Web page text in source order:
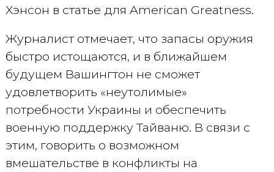
Хэнсон в статье для American Greatness.
Журналист отмечает, что запасы оружия
быстро истощаются, и в ближайшем
будущем Вашингтон не сможет
удовлетворить «неутолимые»
потребности Украины и обеспечить
военную поддержку Тайваню. В связи с
этим, говорить о возможном
вмешательстве в конфликты на